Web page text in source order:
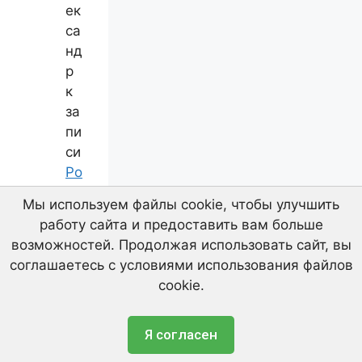
ек
са
нд
р
к
за
пи
си
Ро
ст
кр
ед
ит
ор
Мы используем файлы cookie, чтобы улучшить
работу сайта и предоставить вам больше
возможностей. Продолжая использовать сайт, вы
соглашаетесь с условиями использования файлов
cookie.
Я согласен
Уважаемые клиенты! Площадка в Щербинке
начала принимать цветной лом.